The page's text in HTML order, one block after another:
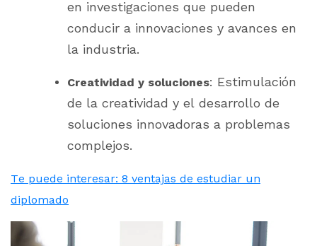
en investigaciones que pueden
conducir a innovaciones y avances en
la industria.
Creatividad y soluciones: Estimulación
de la creatividad y el desarrollo de
soluciones innovadoras a problemas
complejos.
Te puede interesar: 8 ventajas de estudiar un
diplomado